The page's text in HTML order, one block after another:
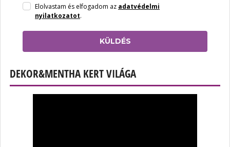
Elolvastam és elfogadom az adatvédelmi
nyilatkozatot.
KÜLDÉS
DEKOR&MENTHA KERT VILÁGA